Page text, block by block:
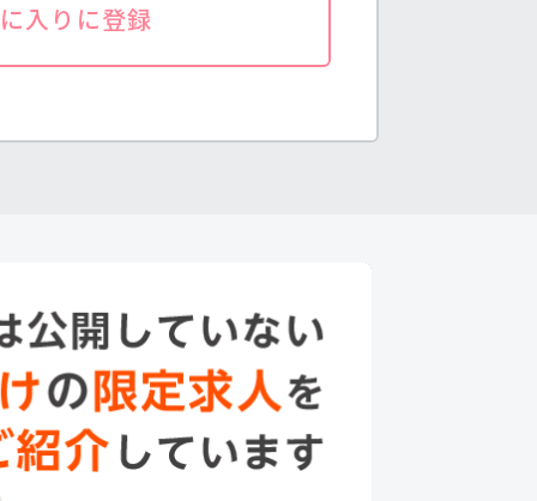
入りに登録